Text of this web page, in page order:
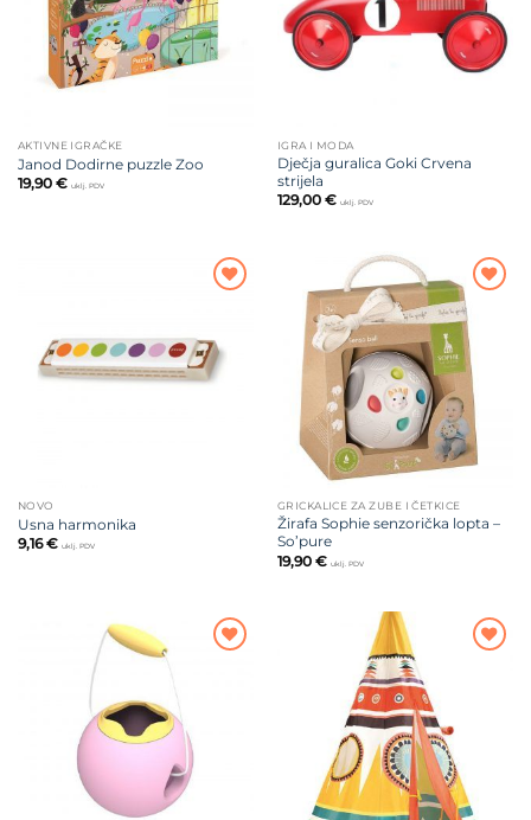
AKTIVNE IGRAČKE
Janod Dodirne puzzle Zoo
19,90 € uklj. PDV
IGRA I MODA
Dječja guralica Goki Crvena
strijela
129,00 € uklj. PDV
NOVO
Usna harmonika
9,16€ uklj. PDV
Dodajte
na listu
želja
GRICKALICE ZA ZUBE I ČETKICE
Žirafa Sophie senzorička lopta –
So’pure
19,90 € uklj. PDV